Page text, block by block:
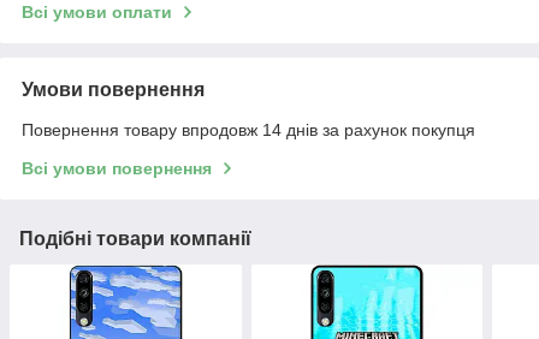
Всі умови оплати
Умови повернення
Повернення товару впродовж 14 днів за рахунок покупця
Всі умови повернення
Подібні товари компанії